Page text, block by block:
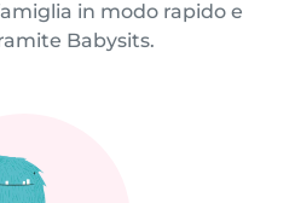
in modo rapido e
Babysits.